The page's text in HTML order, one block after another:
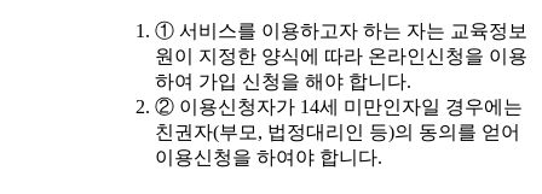
① 서비스를 이용하고자 하는 자는 교육정보
원이 지정한 양식에 따라 온라인신청을 이용
하여 가입 신청을 해야 합니다.
② 이용신청자가 14세 미만인자일 경우에는
친권자(부모, 법정대리인 등)의 동의를 얻어
이용신청을 하여야 합니다.